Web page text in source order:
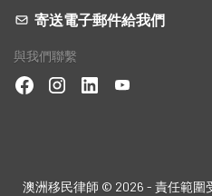
寄送電子郵件給我們
與我們聯繫
澳洲移民律師 © 2026 - 責任範圍